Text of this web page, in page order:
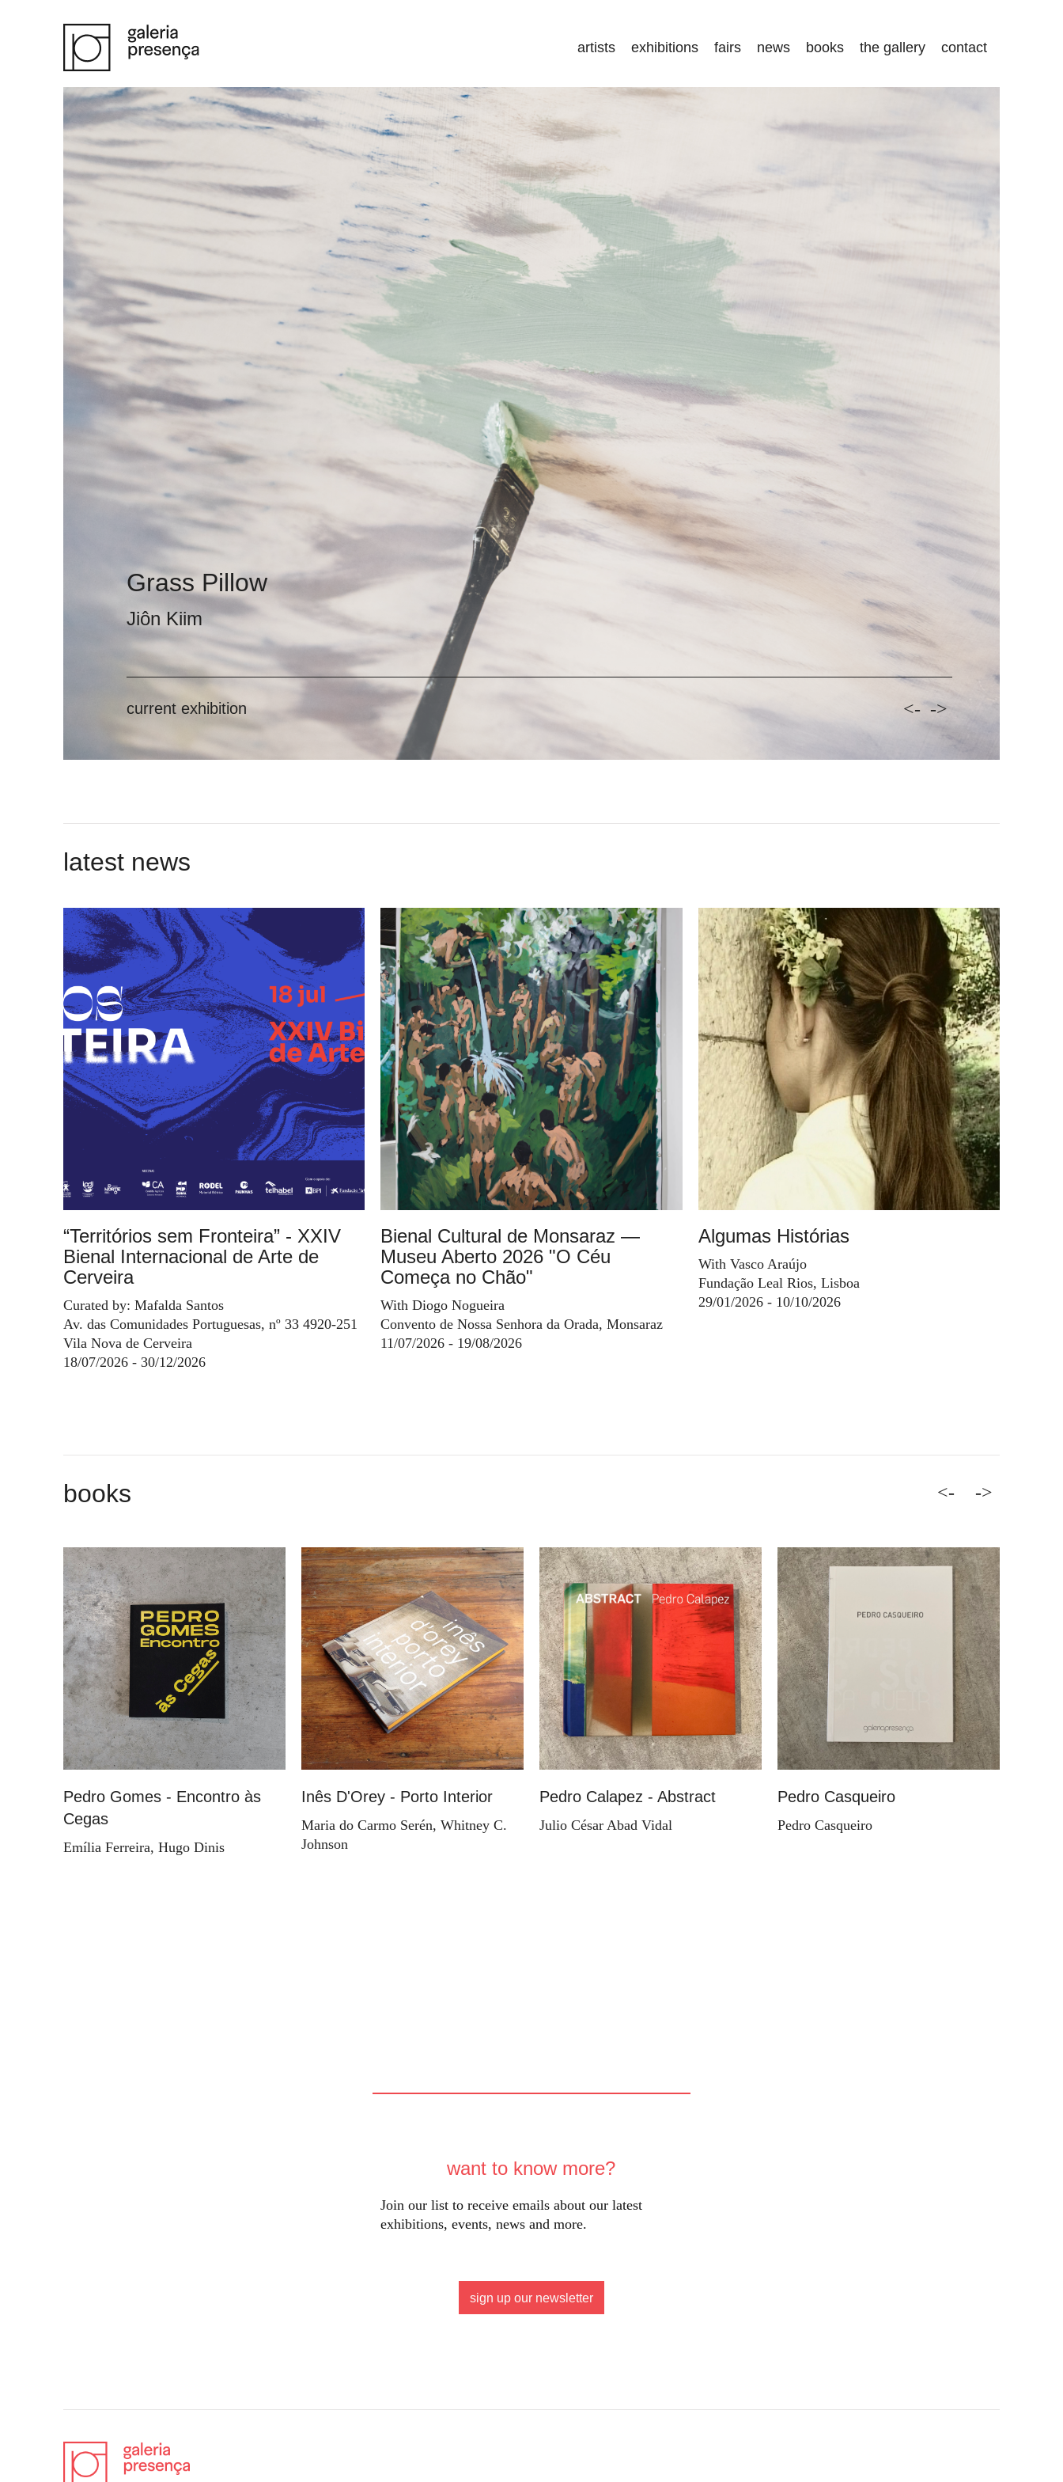
artists exhibitions fairs news books the gallery contact
Grass Pillow
Jiôn Kiim
current exhibition <- ->
latest news
“Territórios sem Fronteira” - XXIV
Bienal Internacional de Arte de
Cerveira
Curated by: Mafalda Santos
Av. das Comunidades Portuguesas, nº 33 4920-251
Vila Nova de Cerveira
18/07/2026 - 30/12/2026
Bienal Cultural de Monsaraz —
Museu Aberto 2026 "O Céu
Começa no Chão"
With Diogo Nogueira
Convento de Nossa Senhora da Orada, Monsaraz
11/07/2026 - 19/08/2026
Algumas Histórias
With Vasco Araújo
Fundação Leal Rios, Lisboa
29/01/2026 - 10/10/2026
books <-
Pedro Gomes - Encontro às
Cegas
Emília Ferreira, Hugo Dinis
Inês D'Orey - Porto Interior
Maria do Carmo Serén, Whitney C.
Johnson
Pedro Calapez - Abstract
Julio César Abad Vidal
Pedro Casqueiro
Pedro Casqueiro
->
want to know more?
Join our list to receive emails about our latest
exhibitions, events, news and more.
sign up our newsletter